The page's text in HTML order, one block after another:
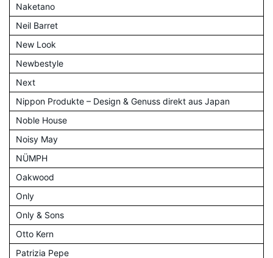
Naketano
Neil Barret
New Look
Newbestyle
Next
Nippon Produkte – Design & Genuss direkt aus Japan
Noble House
Noisy May
NÜMPH
Oakwood
Only
Only & Sons
Otto Kern
Patrizia Pepe